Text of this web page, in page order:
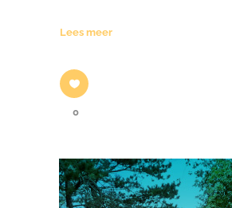
Lees meer
0